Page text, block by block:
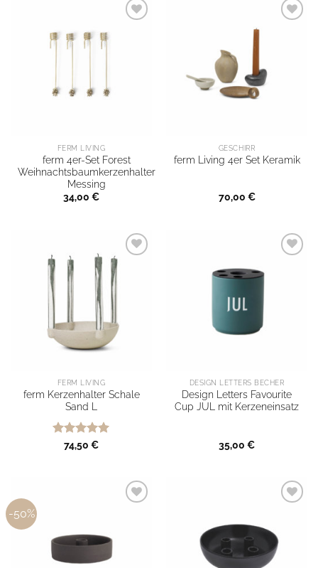
FERM LIVING
ferm 4er-Set Forest
Weihnachtsbaumkerzenhalter
Messing
34,00 €
GESCHIRR
ferm Living 4er Set Keramik
70,00 €
FERM LIVING
ferm Kerzenhalter Schale
Sand L
Bewertet
74,50 €
DESIGN LETTERS BECHER
Design Letters Favourite
Cup JUL mit Kerzeneinsatz
35,00 €
-50%